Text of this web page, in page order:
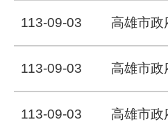
113-09-03 高雄市政
113-09-03 高雄市政
113-09-03 高雄市政